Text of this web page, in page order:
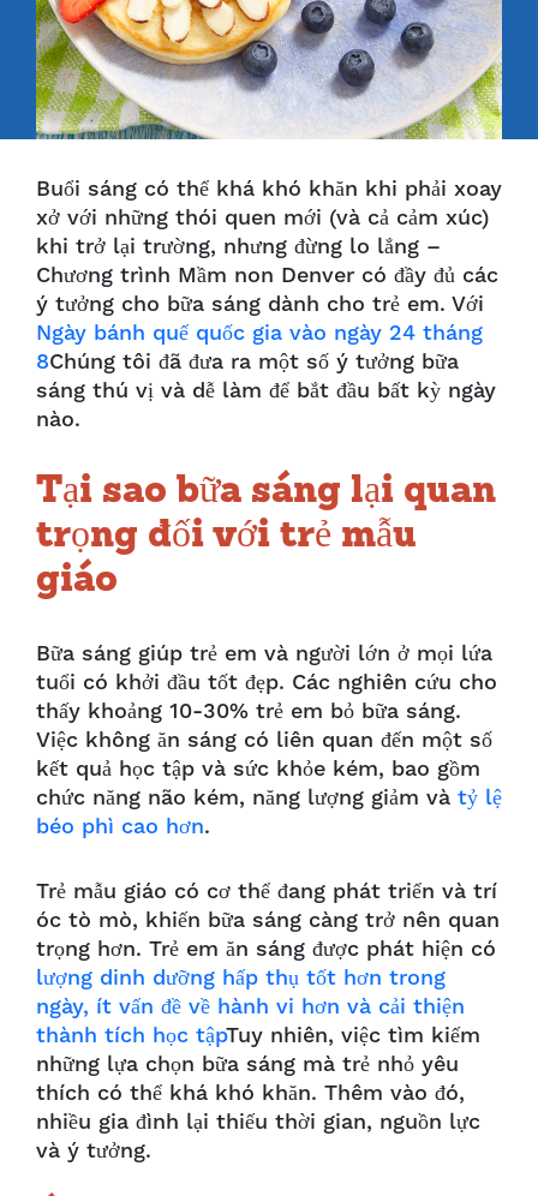
Buổi sáng có thể khá khó khăn khi phải xoay
xở với những thói quen mới (và cả cảm xúc)
khi trở lại trường, nhưng đừng lo lắng –
Chương trình Mầm non Denver có đầy đủ các
ý tưởng cho bữa sáng dành cho trẻ em. Với
Ngày bánh quế quốc gia vào ngày 24 tháng
8Chúng tôi đã đưa ra một số ý tưởng bữa
sáng thú vị và dễ làm để bắt đầu bất kỳ ngày
nào.
Tại sao bữa sáng lại quan
trọng đối với trẻ mẫu
giáo
Bữa sáng giúp trẻ em và người lớn ở mọi lứa
tuổi có khởi đầu tốt đẹp. Các nghiên cứu cho
thấy khoảng 10-30% trẻ em bỏ bữa sáng.
Việc không ăn sáng có liên quan đến một số
kết quả học tập và sức khỏe kém, bao gồm
chức năng não kém, năng lượng giảm và tỷ lệ
béo phì cao hơn.
Trẻ mẫu giáo có cơ thể đang phát triển và trí
óc tò mò, khiến bữa sáng càng trở nên quan
trọng hơn. Trẻ em ăn sáng được phát hiện có
lượng dinh dưỡng hấp thụ tốt hơn trong
ngày, ít vấn đề về hành vi hơn và cải thiện
thành tích học tậpTuy nhiên, việc tìm kiếm
những lựa chọn bữa sáng mà trẻ nhỏ yêu
thích có thể khá khó khăn. Thêm vào đó,
nhiều gia đình lại thiếu thời gian, nguồn lực
và ý tưởng.